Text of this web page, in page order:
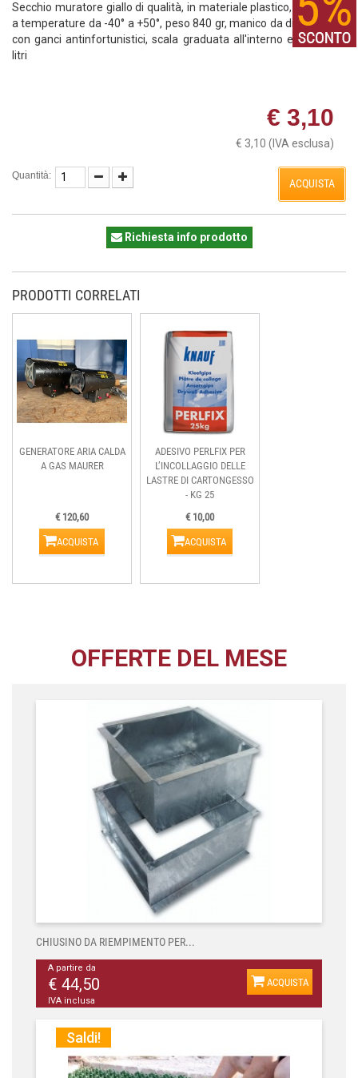
Secchio muratore giallo di qualità, in materiale plastico, resistente
a temperature da -40° a +50°, peso 840 gr, manico da diam. 7 mm
con ganci antinfortunistici, scala graduata all'interno espressa in
litri
€ 3,10
€ 3,10 (IVA esclusa)
Quantità:
ACQUISTA
Richiesta info prodotto
PRODOTTI CORRELATI
GENERATORE ARIA CALDA
A GAS MAURER
€ 120,60
ACQUISTA
ADESIVO PERLFIX PER
L’INCOLLAGGIO DELLE
LASTRE DI CARTONGESSO
- KG 25
€ 10,00
ACQUISTA
OFFERTE DEL MESE
CHIUSINO DA RIEMPIMENTO PER...
A partire da
€ 44,50
IVA inclusa
ACQUISTA
Saldi!